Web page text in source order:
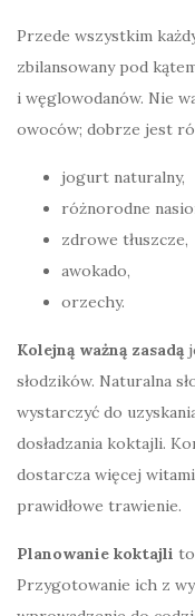
Przede wszystkim
zbilansowany pod
i węglowodanów. Nie
owoców; dobrze jest
jogurt naturalny,
różnorodne
zdrowe tłuszcze,
awokado,
orzechy.
Kolejną ważną zasadą
słodzików. Naturalna
wystarczyć do
dosładzania koktajli.
dostarcza więcej
prawidłowe trawienie.
Planowanie koktajli
Przygotowanie ich z